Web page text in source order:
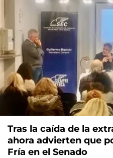
Tras la caída de la
ahora advierten que
Fría en el Senado